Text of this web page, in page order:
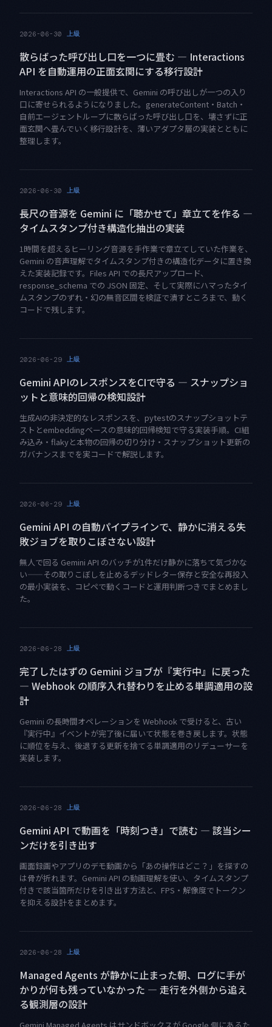
2026-06-30 上級
散らばった呼び出し口を一つに畳む — Interactions
API を自動運用の正面玄関にする移行設計
Interactions API の一般提供で、Gemini の呼び出しが一つの入り
口に寄せられるようになりました。generateContent・Batch・
自前エージェントループに散らばった呼び出し口を、壊さずに正
面玄関へ畳んでいく移行設計を、薄いアダプタ層の実装とともに
整理します。
2026-06-30 上級
長尺の音源を Gemini に「聴かせて」章立てを作る —
タイムスタンプ付き構造化抽出の実装
1時間を超えるヒーリング音源を手作業で章立てしていた作業を、
Gemini の音声理解でタイムスタンプ付きの構造化データに置き換
えた実装記録です。Files API での長尺アップロード、
response_schema での JSON 固定、そして実際にハマったタイ
ムスタンプのずれ・幻の無音区間を検証で潰すところまで、動く
コードで残します。
2026-06-29 上級
Gemini APIのレスポンスをCIで守る — スナップショ
ットと意味的回帰の検知設計
生成AIの非決定的なレスポンスを、pytestのスナップショットテ
ストとembeddingベースの意味的回帰検知で守る実装手順。CI組
み込み・flakyと本物の回帰の切り分け・スナップショット更新の
ガバナンスまでを実コードで解説します。
2026-06-29 上級
Gemini API の自動パイプラインで、静かに消える失
敗ジョブを取りこぼさない設計
無人で回る Gemini API のバッチが1件だけ静かに落ちて気づかな
い——その取りこぼしを止めるデッドレター保存と安全な再投入
の最小実装を、コピペで動くコードと運用判断つきでまとめまし
た。
2026-06-28 上級
完了したはずの Gemini ジョブが『実行中』に戻った
— Webhook の順序入れ替わりを止める単調適用の設
計
Gemini の長時間オペレーションを Webhook で受けると、古い
『実行中』イベントが完了後に届いて状態を巻き戻します。状態
に順位を与え、後退する更新を捨てる単調適用のリデューサーを
実装します。
2026-06-28 上級
Gemini API で動画を「時刻つき」で読む — 該当シー
ンだけを引き出す
画面録画やアプリのデモ動画から「あの操作はどこ？」を探すの
は骨が折れます。Gemini API の動画理解を使い、タイムスタンプ
付きで該当箇所だけを引き出す方法と、FPS・解像度でトークン
を抑える設計をまとめます。
2026-06-28 上級
Managed Agents が静かに止まった朝、ログに手が
かりが何も残っていなかった — 走行を外側から追え
る観測層の設計